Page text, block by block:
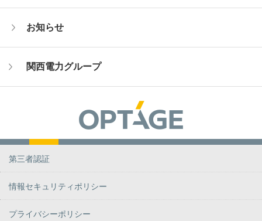
お知らせ
関西電力グループ
第三者認証
情報セキュリティポリシー
プライバシーポリシー